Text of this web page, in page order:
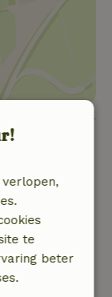
van
dan 28
te
beter